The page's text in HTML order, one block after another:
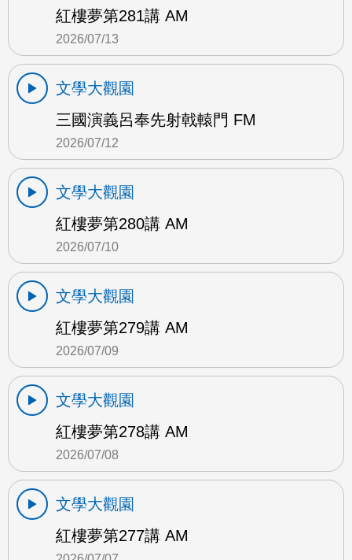
紅樓夢第281講 AM
2026/07/13
文學大觀園
三國演義呂奉先射戟轅門 FM
2026/07/12
文學大觀園
紅樓夢第280講 AM
2026/07/10
文學大觀園
紅樓夢第279講 AM
2026/07/09
文學大觀園
紅樓夢第278講 AM
2026/07/08
文學大觀園
紅樓夢第277講 AM